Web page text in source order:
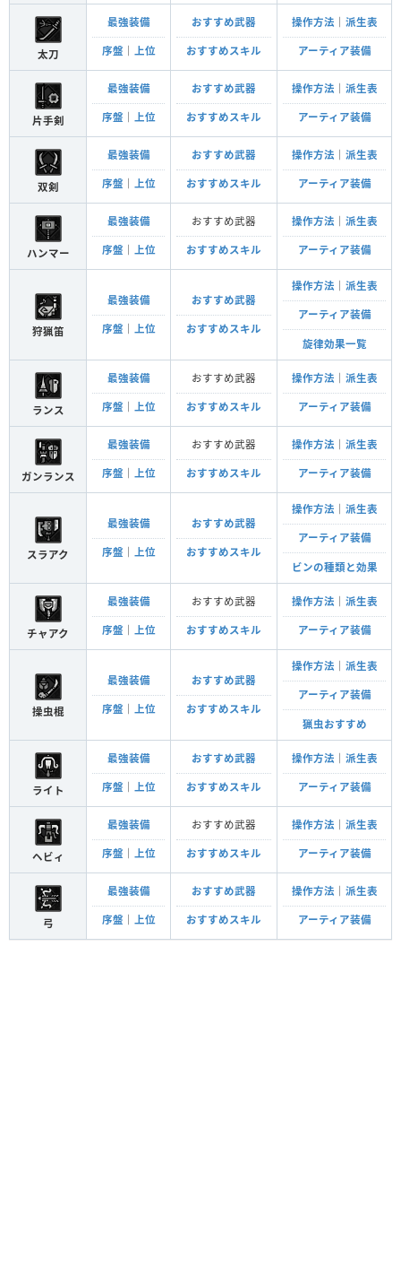
太刀
最強装備
序盤 上位
おすすめ武器
おすすめスキル
操作方法 派生表
アーティア装備
片手剣
最強装備
序盤 上位
おすすめ武器
おすすめスキル
操作方法 派生表
アーティア装備
双剣
最強装備
序盤 上位
おすすめ武器
おすすめスキル
操作方法 派生表
アーティア装備
ハンマー
最強装備
序盤 上位
おすすめ武器
おすすめスキル
操作方法 派生表
アーティア装備
狩猟笛
最強装備
序盤 上位
おすすめ武器
おすすめスキル
操作方法 派生表
アーティア装備
旋律効果一覧
ランス
最強装備
序盤 上位
おすすめ武器
おすすめスキル
操作方法 派生表
アーティア装備
ガンランス
最強装備
序盤 上位
おすすめ武器
おすすめスキル
操作方法 派生表
アーティア装備
スラアク
最強装備
序盤 上位
おすすめ武器
おすすめスキル
操作方法 派生表
アーティア装備
ビンの種類と効果
チャアク
最強装備
序盤 上位
おすすめ武器
おすすめスキル
操作方法 派生表
アーティア装備
操虫棍
最強装備
序盤 上位
おすすめ武器
おすすめスキル
操作方法 派生表
アーティア装備
猟虫おすすめ
ライト
最強装備
序盤 上位
おすすめ武器
おすすめスキル
操作方法 派生表
アーティア装備
ヘビィ
最強装備
序盤 上位
おすすめ武器
おすすめスキル
操作方法 派生表
アーティア装備
弓
最強装備
序盤 上位
おすすめ武器
おすすめスキル
操作方法 派生表
アーティア装備